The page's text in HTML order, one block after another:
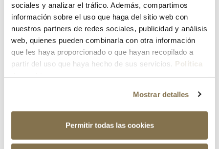
sociales y analizar el tráfico. Además, compartimos
información sobre el uso que haga del sitio web con
nuestros partners de redes sociales, publicidad y análisis
web, quienes pueden combinarla con otra información
que les haya proporcionado o que hayan recopilado a
partir del uso que haya hecho de sus servicios. Política
Mostrar detalles
Permitir todas las cookies
¿Has olvidado tu contraseña?